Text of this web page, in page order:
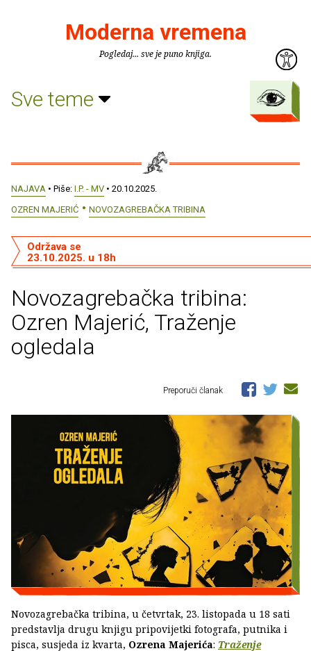
Moderna vremena
Pogledaj... sve je puno knjiga.
Sve teme
NAJAVA • Piše: I.P. - MV • 20.10.2025.
OZREN MAJERIĆ
NOVOZAGREBAČKA TRIBINA
Novozagrebačka tribina:
Ozren Majerić, Traženje
ogledala
Održava se
23.10.2025. u 18h
Preporuči članak
Novozagrebačka tribina, u četvrtak, 23. listopada u 18 sati
predstavlja drugu knjigu pripovijetki fotografa, putnika i
pisca, susjeda iz kvarta, Ozrena Majerića: Traženje